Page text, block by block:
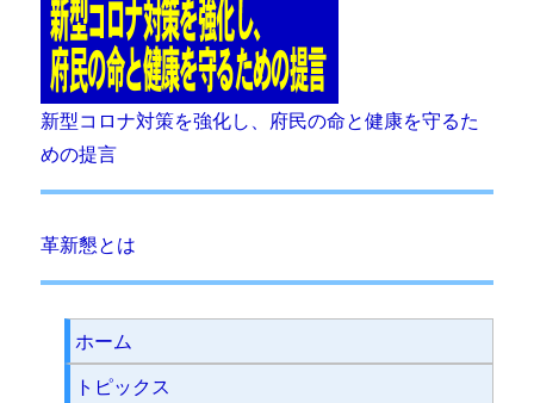
新型コロナ対策を強化し、府民の命と健康を守るた
めの提言
革新懇とは
ホーム
トピックス